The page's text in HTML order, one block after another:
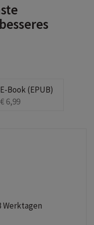
E-Book (EPUB)
€ 6,99
Werktagen